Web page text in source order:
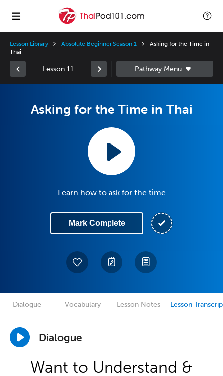
Lesson Library Absolute Beginner Season 1
Asking for the Time in
Thai
Lesson 11
Asking for the Time in Thai
Learn how to ask for the time
Mark Complete
Dialogue Vocabulary Lesson Notes Lesson
Dialogue
Want to Understand &